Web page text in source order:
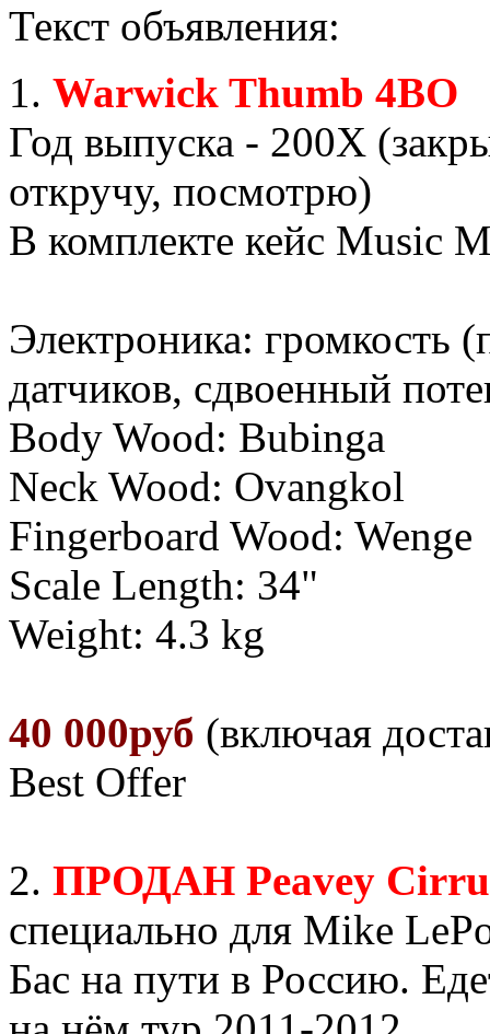
Текст объявления:
1. Warwick Thumb 4BO
Год выпуска - 200X
откручу, посмотрю)
В комплекте кейс Music
Электроника: громкость
датчиков, сдвоенный
Body Wood: Bubinga
Neck Wood: Ovangkol
Fingerboard Wood: Wenge
Scale Length: 34"
Weight: 4.3 kg
40 000руб (включая
Best Offer
2. ПРОДАН Peavey
специально для Mike
Бас на пути в Россию.